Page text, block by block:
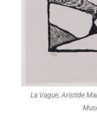
La Vague, Aristide